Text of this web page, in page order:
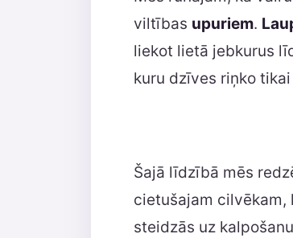
viltības upuriem.
liekot lietā jebkurus
kuru dzīves riņko
Šajā līdzībā mēs
cietušajam cilvēkam,
steidzās uz